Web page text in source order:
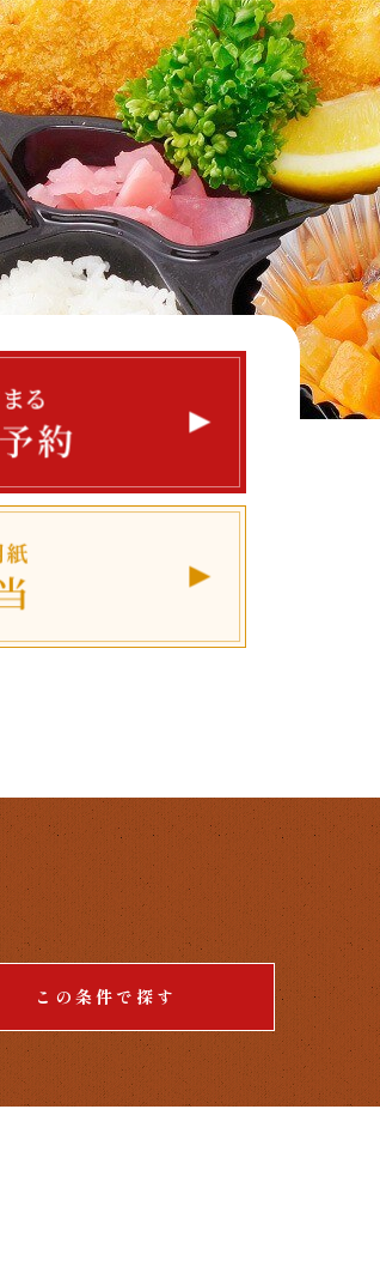
この条件で探す